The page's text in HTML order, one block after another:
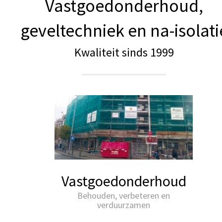
Vastgoedonderhoud,
geveltechniek en na-
Kwaliteit sinds 1999
Vastgoedonderhoud
Behouden, verbeteren en
verduurzamen